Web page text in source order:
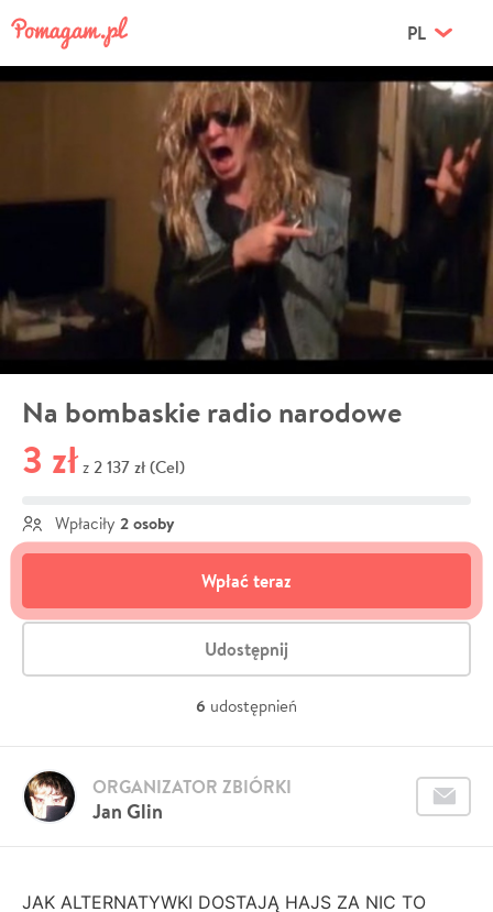
PL
Na bombaskie radio narodowe
3 zł z 2 137 zł (Cel)
Wpłaciły 2 osoby
Wpłać teraz
Udostępnij
6 udostępnień
Jan Glin
ORGANIZATOR ZBIÓRKI
JAK ALTERNATYWKI DOSTAJĄ HAJS ZA NIC TO